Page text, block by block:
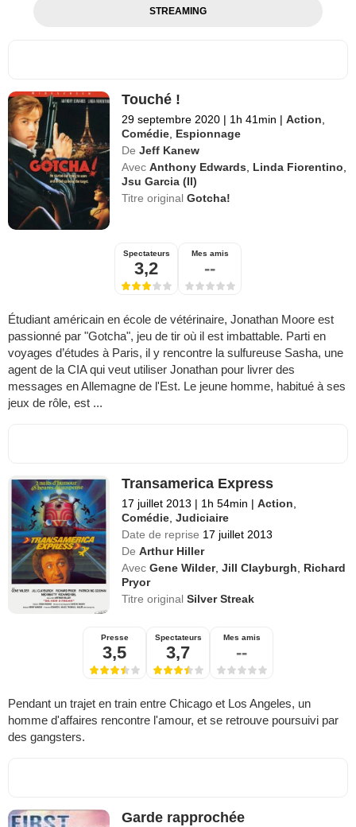
STREAMING
Touché !
29 septembre 2020 | 1h 41min | Action,
Comédie, Espionnage
De Jeff Kanew
Avec Anthony Edwards, Linda Fiorentino,
Jsu Garcia (II)
Titre originalGotcha!
Spectateurs
3,2
Mes amis
--
Étudiant américain en école de vétérinaire, Jonathan Moore est
passionné par "Gotcha", jeu de tir où il est imbattable. Parti en
voyages d’études à Paris, il y rencontre la sulfureuse Sasha, une
agent de la CIA qui veut utiliser Jonathan pour livrer des
messages en Allemagne de l'Est. Le jeune homme, habitué à ses
jeux de rôle, est ...
Transamerica Express
17 juillet 2013 | 1h 54min | Action,
Comédie,Judiciaire
Date de reprise 17 juillet 2013
De Arthur Hiller
Avec Gene Wilder,Jill Clayburgh, Richard
Pryor
Titre originalSilver Streak
Presse
3,5
Spectateurs
3,7
Mes amis
--
Pendant un trajet en train entre Chicago et Los Angeles, un
homme d'affaires rencontre l'amour, et se retrouve poursuivi par
des gangsters.
Garde rapprochée